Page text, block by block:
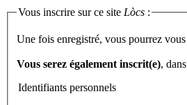
Vous inscrire sur ce site Lòcs :
Une fois enregistré, vous pourrez
Vous serez également inscrit(e),
Identifiants personnels